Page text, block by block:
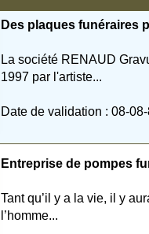
Des plaques funéraires
La société RENAUD
1997 par l'artiste...
Date de validation : 08-
Entreprise de pompes
Tant qu’il y a la vie, il y
l’homme...